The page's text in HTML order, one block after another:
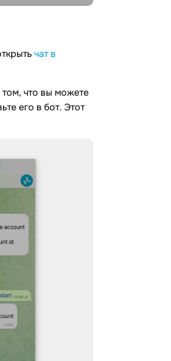
чат в
что вы можете
его в бот. Этот